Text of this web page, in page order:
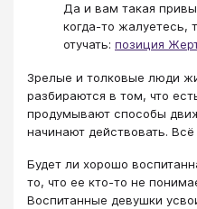
Да и вам такая
когда-то жалуетесь,
отучать: позиция
Зрелые и толковые люди
разбираются в том, что
продумывают способы
начинают действовать.
Будет ли хорошо
то, что ее кто-то не
Воспитанные девушки